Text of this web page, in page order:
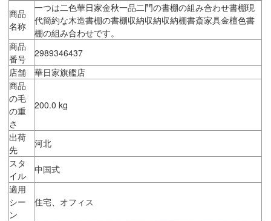
商品
名称
一つは二色華日家金秋一品二門の書棚の組み合わせ書棚現
代簡約な木造書棚の書棚収納収納収納棚書斎家具金檀色書
棚の組み合わせです。
商品
番号
2989346437
店舗
華日家旗艦店
商品
の毛
の重
さ
200.0 kg
出荷
先
河北
スタ
イル
中国式
適用
シー
ン
住宅、オフィス